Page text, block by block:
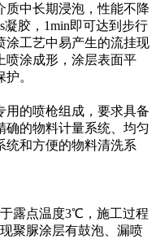
质中长期浸泡，性能不降
胶，1min即可达到步行
涂工艺中易产生的流挂现
喷涂成形，涂层表面平
。
用的喷枪组成，要求具备
确的物料计量系统、均匀
统和方便的物料清洗系
露点温度3℃，施工过程
聚脲涂层有鼓泡、漏喷